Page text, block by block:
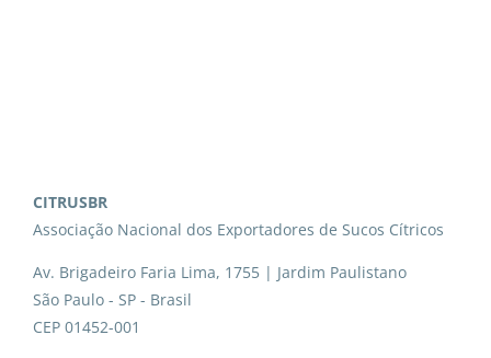
CITRUSBR
Associação Nacional dos Exportadores de Sucos Cítricos
Av. Brigadeiro Faria Lima, 1755 | Jardim Paulistano
São Paulo - SP - Brasil
CEP 01452-001